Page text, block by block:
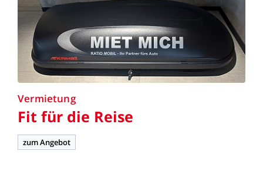
Vermietung
Fit für die Reise
zum Angebot